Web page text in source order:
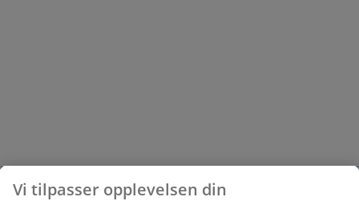
Vi tilpasser opplevelsen din